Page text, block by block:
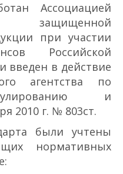
Ассоциацией
защищенной
при участии
Российской
введен в действие
агентства по
и
2010 г. № 803­ст.
были учтены
нормативных